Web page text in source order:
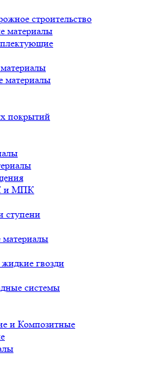
строительство
материалы
материалы
покрытий
и МПК
ступени
гвозди
системы
и Композитные